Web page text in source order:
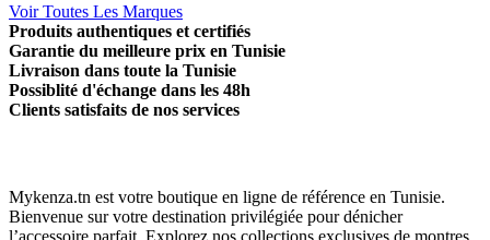
Voir Toutes Les Marques
Produits authentiques et certifiés
Garantie du meilleure prix en Tunisie
Livraison dans toute la Tunisie
Possiblité d'échange dans les 48h
Clients satisfaits de nos services
Mykenza.tn est votre boutique en ligne de référence en Tunisie.
Bienvenue sur votre destination privilégiée pour dénicher
l’accessoire parfait. Explorez nos collections exclusives de montres